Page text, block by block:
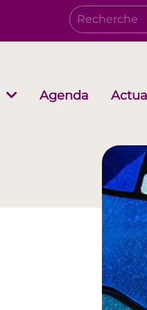
Agenda